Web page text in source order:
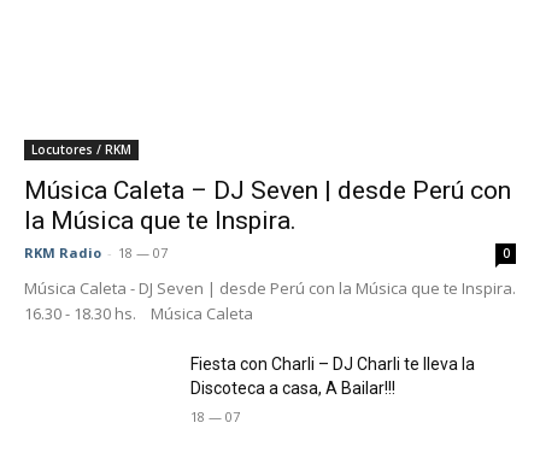
Locutores / RKM
Música Caleta – DJ Seven | desde Perú con
la Música que te Inspira.
RKM Radio - 18 — 07 0
Música Caleta - DJ Seven | desde Perú con la Música que te Inspira.
16.30 - 18.30 hs. Música Caleta
Fiesta con Charli – DJ Charli te lleva la
Discoteca a casa, A Bailar!!!
18 — 07